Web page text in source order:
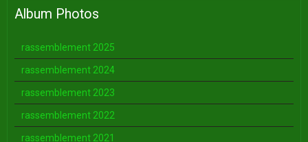
Album Photos
rassemblement 2025
rassemblement 2024
rassemblement 2023
rassemblement 2022
rassemblement 2021